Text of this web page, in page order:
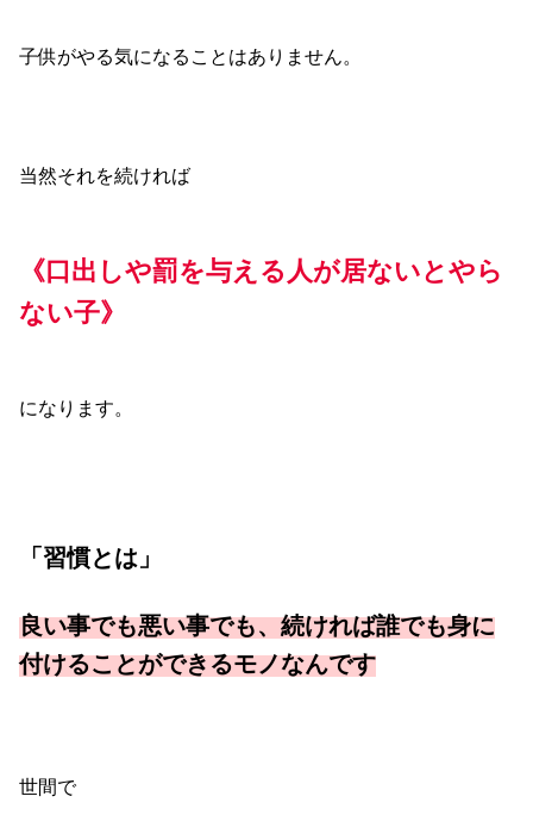
子供がやる気になることはありません。
当然それを続ければ
《口出しや罰を与える人が居ないとやら
ない子》
になります。
「習慣とは」
良い事でも悪い事でも、続ければ誰でも身に
付けることができるモノなんです
世間で